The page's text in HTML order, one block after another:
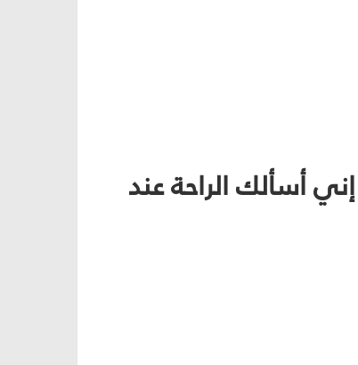
أسألك الراحة عند